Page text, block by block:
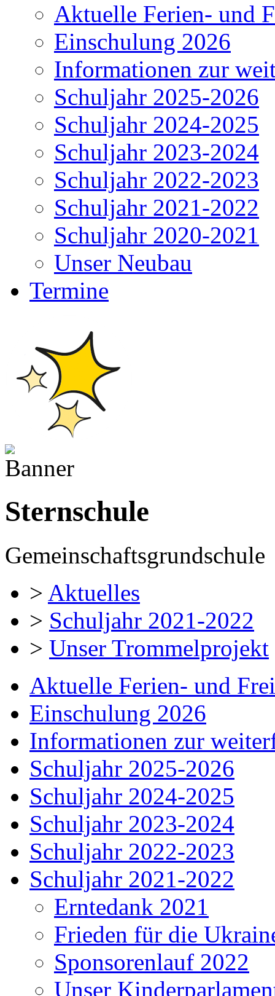
Aktuelle Ferien- und
Einschulung 2026
Informationen zur
Schuljahr 2025-2026
Schuljahr 2024-2025
Schuljahr 2023-2024
Schuljahr 2022-2023
Schuljahr 2021-2022
Schuljahr 2020-2021
Unser Neubau
Termine
Sternschule
Gemeinschaftsgrundschule
> Aktuelles
> Schuljahr 2021-2022
> Unser Trommelprojekt
Aktuelle Ferien- und
Einschulung 2026
Informationen zur
Schuljahr 2025-2026
Schuljahr 2024-2025
Schuljahr 2023-2024
Schuljahr 2022-2023
Schuljahr 2021-2022
Erntedank 2021
Frieden für die
Sponsorenlauf 2022
Unser